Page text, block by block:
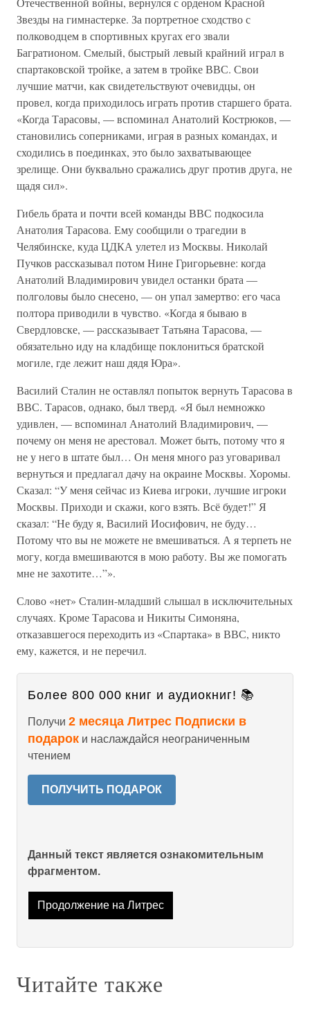
Звезды на гимнастерке. За портретное сходство с
полководцем в спортивных кругах его звали
Багратионом. Смелый, быстрый левый крайний играл в
спартаковской тройке, а затем в тройке ВВС. Свои
лучшие матчи, как свидетельствуют очевидцы, он
провел, когда приходилось играть против старшего брата.
«Когда Тарасовы, — вспоминал Анатолий Кострюков, —
становились соперниками, играя в разных командах, и
сходились в поединках, это было захватывающее
зрелище. Они буквально сражались друг против друга, не
щадя сил».
Гибель брата и почти всей команды ВВС подкосила
Анатолия Тарасова. Ему сообщили о трагедии в
Челябинске, куда ЦДКА улетел из Москвы. Николай
Пучков рассказывал потом Нине Григорьевне: когда
Анатолий Владимирович увидел останки брата —
полголовы было снесено, — он упал замертво: его часа
полтора приводили в чувство. «Когда я бываю в
Свердловске, — рассказывает Татьяна Тарасова, —
обязательно иду на кладбище поклониться братской
могиле, где лежит наш дядя Юра».
Василий Сталин не оставлял попыток вернуть Тарасова в
ВВС. Тарасов, однако, был тверд. «Я был немножко
удивлен, — вспоминал Анатолий Владимирович, —
почему он меня не арестовал. Может быть, потому что я
не у него в штате был… Он меня много раз уговаривал
вернуться и предлагал дачу на окраине Москвы. Хоромы.
Сказал: “У меня сейчас из Киева игроки, лучшие игроки
Москвы. Приходи и скажи, кого взять. Всё будет!” Я
сказал: “Не буду я, Василий Иосифович, не буду…
Потому что вы не можете не вмешиваться. А я терпеть не
могу, когда вмешиваются в мою работу. Вы же помогать
мне не захотите…”».
Слово «нет» Сталин-младший слышал в исключительных
случаях. Кроме Тарасова и Никиты Симоняна,
отказавшегося переходить из «Спартака» в ВВС, никто
ему, кажется, и не перечил.
Более 800 000 книг и аудиокниг! 📚
Получи 2 месяца Литрес Подписки в
подарок и наслаждайся неограниченным
чтением
ПОЛУЧИТЬ ПОДАРОК
Данный текст является ознакомительным
фрагментом.
Продолжение на Литрес
Читайте также